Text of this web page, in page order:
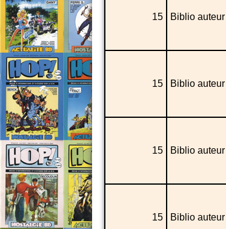
15 Biblio auteur
15 Biblio auteur
15 Biblio auteur
15 Biblio auteur